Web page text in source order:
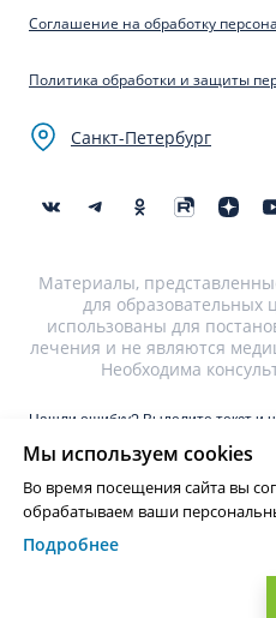
Соглашение на обработку
Политика обработки и защиты
Санкт-Петербург
Материалы,
для образовательных
использованы для
лечения и не являются
Необходима
Нашли ошибку? Выделите текст и
Мы используем cookies
Во время посещения сайта вы
обрабатываем ваши
Подробнее